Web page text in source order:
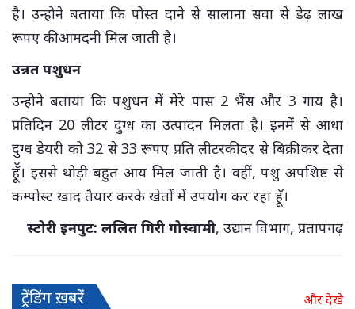
है। उन्होने बताया कि पोस्त दाने से सालाना सवा से डेढ़ लाख
रूपए की आमदनी मिल जाती है।
उन्नत पशुधन
उन्होने बताया कि पशुधन में मेरे पास 2 भैंस और 3 गाय है।
प्रतिदिन 20 लीटर दुग्ध का उत्पादन मिलता है। इनमें से आधा
दुग्ध डेयरी को 32 से 33 रूपए प्रति लीटरकी दर से बिक्री कर देता
हॅॅू। इससे थोड़ी बहुत आय मिल जाती है। वहीं, पशु अपशिष्ट से
कम्पोस्ट खाद तैयार करके खेतों में उपयोग कर रहा हॅू।
स्टोरी इनपुट: ललित गिरी गोस्वामी, उद्यान विभाग, प्रतापगढ़
ट्रेंडिंग ख़बरें और देखे